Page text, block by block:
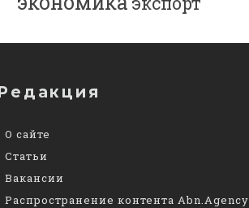
О сайте
Статьи
Вакансии
Распространение контента Abn.Agency